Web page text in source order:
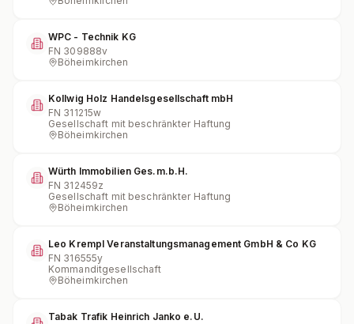
WPC - Technik KG
FN 309888v
Böheimkirchen
Kollwig Holz Handelsgesellschaft mbH
FN 311215w
Gesellschaft mit beschränkter Haftung
Böheimkirchen
Würth Immobilien Ges.m.b.H.
FN 312459z
Gesellschaft mit beschränkter Haftung
Böheimkirchen
Leo Krempl Veranstaltungsmanagement GmbH & Co KG
FN 316555y
Kommanditgesellschaft
Böheimkirchen
Tabak Trafik Heinrich Janko e.U.